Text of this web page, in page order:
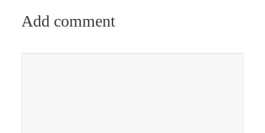
Add comment